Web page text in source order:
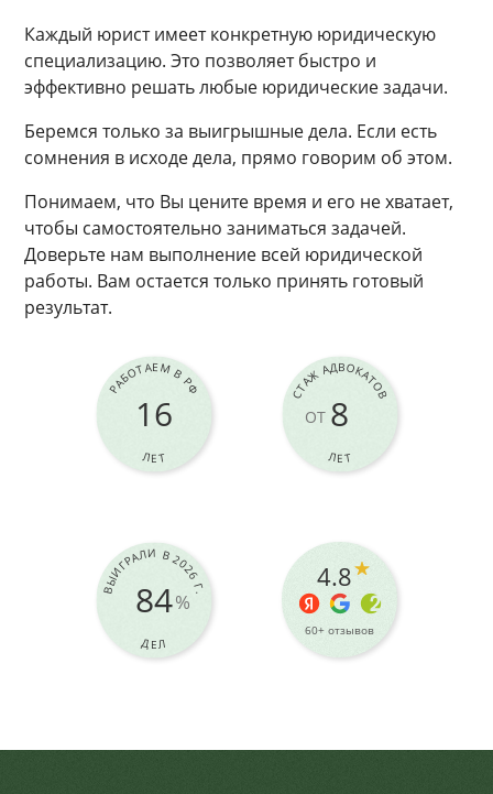
Каждый юрист имеет конкретную юридическую
специализацию. Это позволяет быстро и
эффективно решать любые юридические задачи.
Беремся только за выигрышные дела. Если есть
сомнения в исходе дела, прямо говорим об этом.
Понимаем, что Вы цените время и его не хватает,
чтобы самостоятельно заниматься задачей.
Доверьте нам выполнение всей юридической
работы. Вам остается только принять готовый
результат.
РАБОТАЕМ В РФ
ЛЕТ
16
СТАЖ АДВОКАТОВ
ЛЕТ
ОТ 8
ВЫИГРАЛИ В 2026 Г.
ДЕЛ
84%
4.8
60+ отзывов